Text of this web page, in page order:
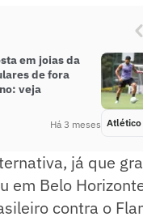
em joias da
de fora
veja
Há 3 meses
já que
em Belo
contra o